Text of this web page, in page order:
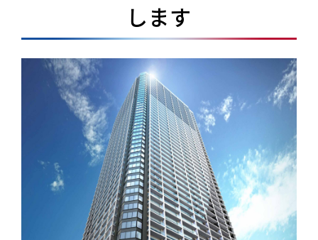
します